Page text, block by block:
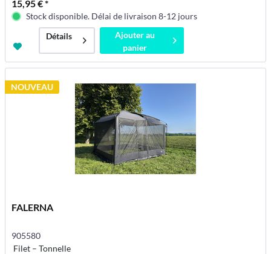
15,95 € *
Stock disponible. Délai de livraison 8-12 jours
Détails
Ajouter au
panier
NOUVEAU
FALERNA
905580
Filet – Tonnelle